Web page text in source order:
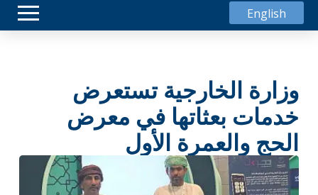
English
وزارة الخارجية تستعرض
خدمات بعثاتها في معرض
الحج والعمرة الأول